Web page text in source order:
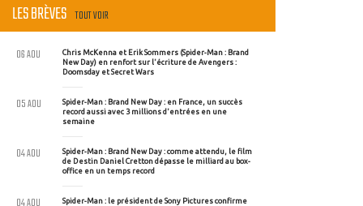
LES BRÈVES TOUT VOIR
Chris McKenna et Erik Sommers (Spider-Man : Brand
New Day) en renfort sur l'écriture de Avengers :
Doomsday et Secret Wars
06 AOU
Spider-Man : Brand New Day : en France, un succès
record aussi avec 3 millions d'entrées en une
semaine
05 AOU
Spider-Man : Brand New Day : comme attendu, le film
de Destin Daniel Cretton dépasse le milliard au box-
office en un temps record
04 AOU
Spider-Man : le président de Sony Pictures confirme